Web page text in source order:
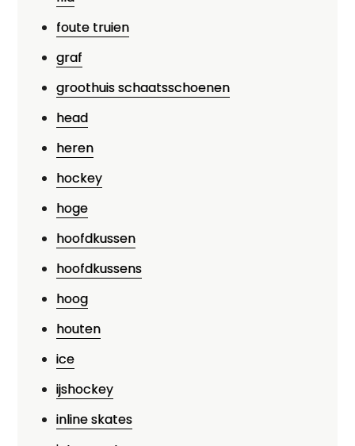
foute truien
graf
groothuis schaatsschoenen
head
heren
hockey
hoge
hoofdkussen
hoofdkussens
hoog
houten
ice
ijshockey
inline skates